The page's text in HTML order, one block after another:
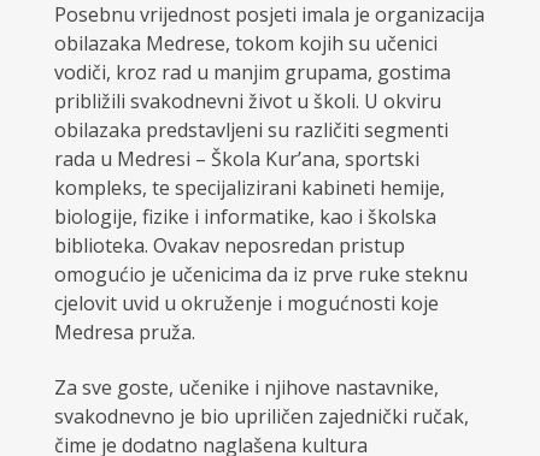
Posebnu vrijednost posjeti imala je organizacija
obilazaka Medrese, tokom kojih su učenici
vodiči, kroz rad u manjim grupama, gostima
približili svakodnevni život u školi. U okviru
obilazaka predstavljeni su različiti segmenti
rada u Medresi – Škola Kur’ana, sportski
kompleks, te specijalizirani kabineti hemije,
biologije, fizike i informatike, kao i školska
biblioteka. Ovakav neposredan pristup
omogućio je učenicima da iz prve ruke steknu
cjelovit uvid u okruženje i mogućnosti koje
Medresa pruža.
Za sve goste, učenike i njihove nastavnike,
svakodnevno je bio upriličen zajednički ručak,
čime je dodatno naglašena kultura